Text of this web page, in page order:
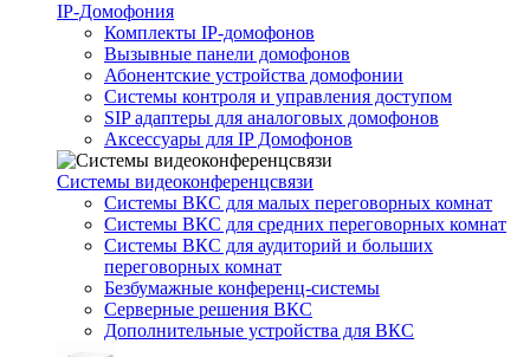
IP-Домофония
Комплекты IP-домофонов
Вызывные панели домофонов
Абонентские устройства домофонии
Системы контроля и управления доступом
SIP адаптеры для аналоговых домофонов
Аксессуары для IP Домофонов
Системы видеоконференцсвязи
Системы ВКС для малых переговорных комнат
Системы ВКС для средних переговорных комнат
Системы ВКС для аудиторий и больших
переговорных комнат
Безбумажные конференц-системы
Серверные решения ВКС
Дополнительные устройства для ВКС